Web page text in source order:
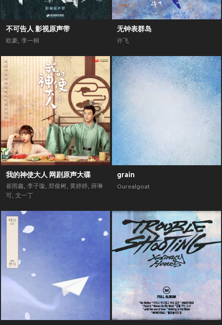
不可告人 影视原声带
欧豪, 李一桐
无钟表群岛
许飞
我的神使大人 网剧原声大碟
崔雨鑫, 李子璇, 郑俊树, 黄婷婷, 薛琳
可 , 文一丁
grain
Ourealgoat